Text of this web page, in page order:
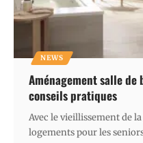
NEWS
Aménagement salle
conseils pratiques
Avec le vieillissement de
logements pour les